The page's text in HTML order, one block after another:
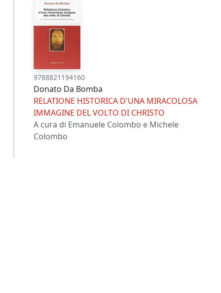
9788821194160
Donato Da Bomba
RELATIONE HISTORICA D'UNA MIRACOLOSA
IMMAGINE DEL VOLTO DI CHRISTO
A cura di Emanuele Colombo e Michele
Colombo